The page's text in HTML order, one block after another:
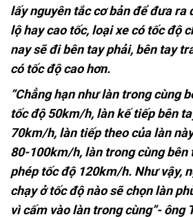
lấy nguyên tắc cơ bản để đưa ra
lộ hay cao tốc, loại xe có tốc độ
nay sẽ đi bên tay phải, bên tay
có tốc độ cao hơn.
“Chẳng hạn như làn trong cùng
tốc độ 50km/h, làn kế tiếp bên
70km/h, làn tiếp theo của làn
80-100km/h, làn trong cùng bên
phép tốc độ 120km/h. Như vậy,
chạy ở tốc độ nào sẽ chọn làn
vì cấm vào làn trong cùng”- ông